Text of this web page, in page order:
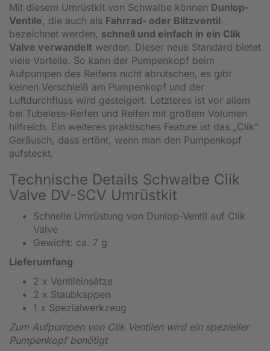
Mit diesem Umrüstkit von Schwalbe können Dunlop-
Ventile, die auch als Fahrrad- oder Blitzventil
bezeichnet werden, schnell und einfach in ein Clik
Valve verwandelt werden. Dieser neue Standard bietet
viele Vorteile. So kann der Pumpenkopf beim
Aufpumpen des Reifens nicht abrutschen, es gibt
keinen Verschleiß am Pumpenkopf und der
Luftdurchfluss wird gesteigert. Letzteres ist vor allem
bei Tubeless-Reifen und Reifen mit großem Volumen
hilfreich. Ein weiteres praktisches Feature ist das „Clik“
Geräusch, dass ertönt, wenn man den Pumpenkopf
aufsteckt.
Technische Details Schwalbe Clik
Valve DV-SCV Umrüstkit
Schnelle Umrüstung von Dunlop-Ventil auf Clik
Valve
Gewicht: ca. 7 g
Lieferumfang
2 x Ventileinsätze
2 x Staubkappen
1 x Spezialwerkzeug
Zum Aufpumpen von Clik Ventilen wird ein spezieller
Pumpenkopf benötigt